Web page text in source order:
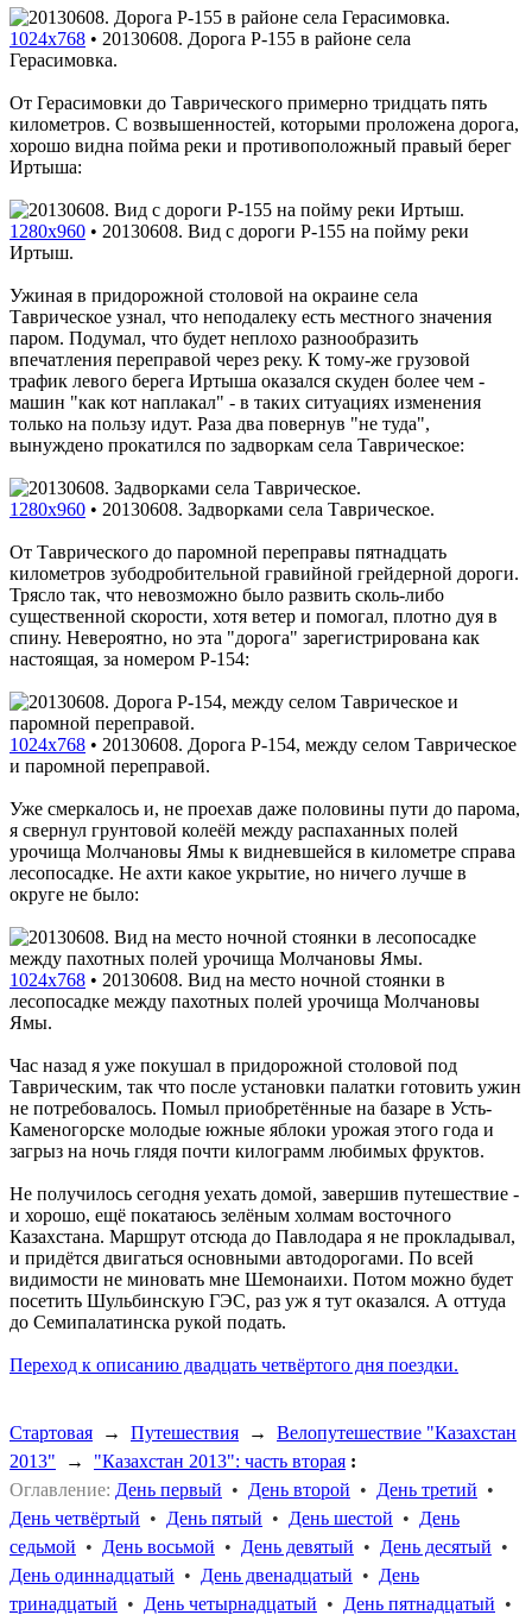
1024x768 • 20130608. Дорога P-155 в районе села
Герасимовка.
От Герасимовки до Таврического примерно тридцать пять
километров. С возвышенностей, которыми проложена дорога,
хорошо видна пойма реки и противоположный правый берег
Иртыша:
1280x960 • 20130608. Вид с дороги P-155 на пойму реки
Иртыш.
Ужиная в придорожной столовой на окраине села
Таврическое узнал, что неподалеку есть местного значения
паром. Подумал, что будет неплохо разнообразить
впечатления переправой через реку. К тому-же грузовой
трафик левого берега Иртыша оказался скуден более чем -
машин "как кот наплакал" - в таких ситуациях изменения
только на пользу идут. Раза два повернув "не туда",
вынуждено прокатился по задворкам села Таврическое:
1280x960 • 20130608. Задворками села Таврическое.
От Таврического до паромной переправы пятнадцать
километров зубодробительной гравийной грейдерной дороги.
Трясло так, что невозможно было развить сколь-либо
существенной скорости, хотя ветер и помогал, плотно дуя в
спину. Невероятно, но эта "дорога" зарегистрирована как
настоящая, за номером P-154:
1024x768 • 20130608. Дорога P-154, между селом Таврическое
и паромной переправой.
Уже смеркалось и, не проехав даже половины пути до парома,
я свернул грунтовой колеёй между распаханных полей
урочища Молчановы Ямы к видневшейся в километре справа
лесопосадке. Не ахти какое укрытие, но ничего лучше в
округе не было:
1024x768 • 20130608. Вид на место ночной стоянки в
лесопосадке между пахотных полей урочища Молчановы
Ямы.
Час назад я уже покушал в придорожной столовой под
Таврическим, так что после установки палатки готовить ужин
не потребовалось. Помыл приобретённые на базаре в Усть-
Каменогорске молодые южные яблоки урожая этого года и
загрыз на ночь глядя почти килограмм любимых фруктов.
Не получилось сегодня уехать домой, завершив путешествие -
и хорошо, ещё покатаюсь зелёным холмам восточного
Казахстана. Маршрут отсюда до Павлодара я не прокладывал,
и придётся двигаться основными автодорогами. По всей
видимости не миновать мне Шемонаихи. Потом можно будет
посетить Шульбинскую ГЭС, раз уж я тут оказался. А оттуда
до Семипалатинска рукой подать.
Переход к описанию двадцать четвёртого дня поездки.
Стартовая → Путешествия → Велопутешествие "Казахстан
2013" → "Казахстан 2013": часть вторая :
Оглавление: День первый • День второй • День третий •
День четвёртый • День пятый • День шестой • День
седьмой • День восьмой • День девятый • День десятый •
День одиннадцатый • День двенадцатый • День
тринадцатый • День четырнадцатый • День пятнадцатый •